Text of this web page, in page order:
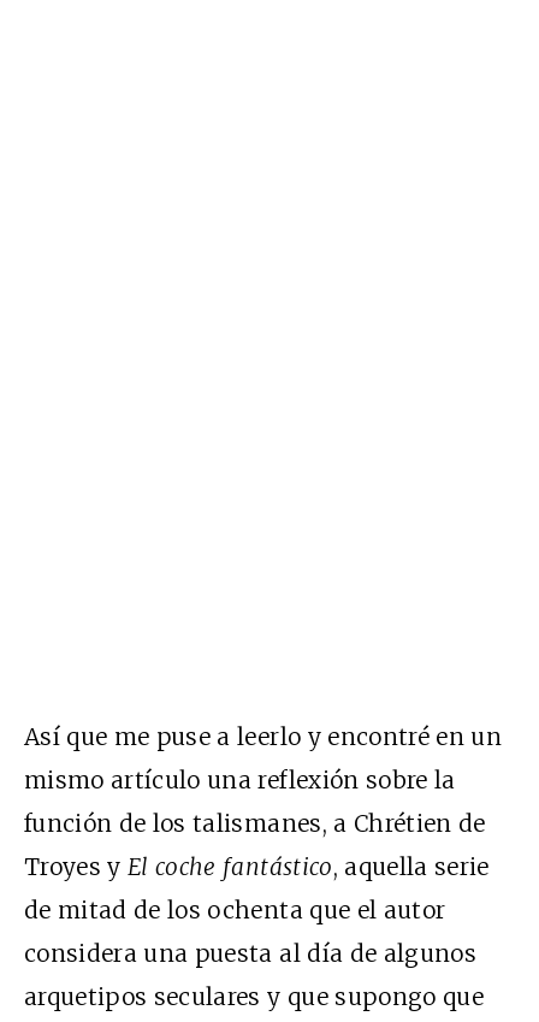
Así que me puse a leerlo y encontré en un
mismo artículo una reflexión sobre la
función de los talismanes, a Chrétien de
Troyes yEl coche fantástico, aquella serie
de mitad de los ochenta que el autor
considera una puesta al día de algunos
arquetipos seculares y que supongo que